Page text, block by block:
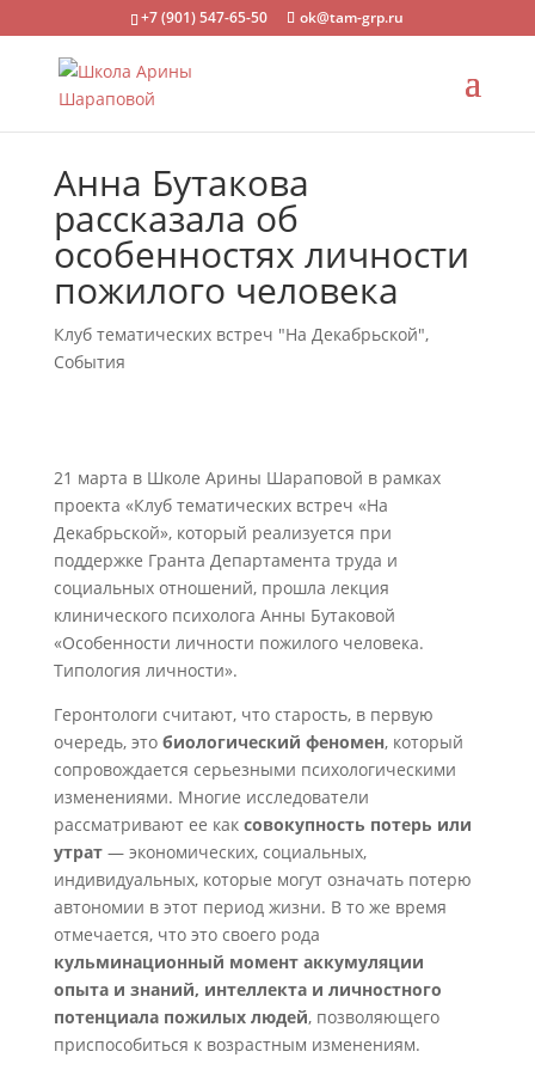
+7 (901) 547-65-50 ok@tam-grp.ru
Анна Бутакова
рассказала об
особенностях личности
пожилого человека
Клуб тематических встреч "На Декабрьской",
События
21 марта в Школе Арины Шараповой в рамках
проекта «Клуб тематических встреч «На
Декабрьской», который реализуется при
поддержке Гранта Департамента труда и
социальных отношений, прошла лекция
клинического психолога Анны Бутаковой
«Особенности личности пожилого человека.
Типология личности».
Геронтологи считают, что старость, в первую
очередь, это биологический феномен, который
сопровождается серьезными психологическими
изменениями. Многие исследователи
рассматривают ее как совокупность потерь или
утрат— экономических, социальных,
индивидуальных, которые могут означать потерю
автономии в этот период жизни. В то же время
отмечается, что это своего рода
кульминационный момент аккумуляции
опыта и знаний, интеллекта и личностного
потенциала пожилых людей, позволяющего
приспособиться к возрастным изменениям.